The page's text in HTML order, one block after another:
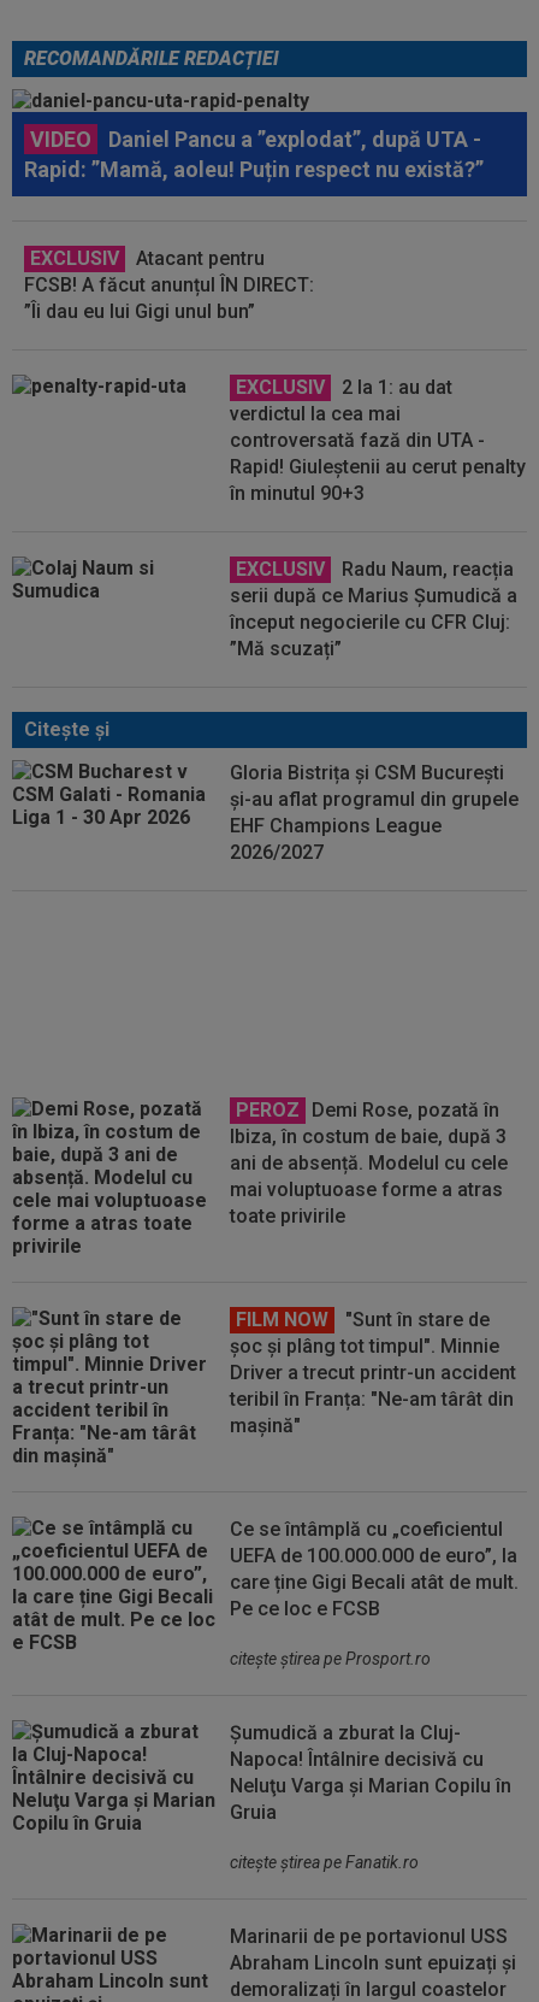
RECOMANDĂRILE REDACȚIEI
VIDEO
Daniel Pancu a ”explodat”, după UTA -
Rapid: ”Mamă, aoleu! Puțin respect nu există?”
EXCLUSIV
Atacant pentru
FCSB! A făcut anunțul ÎN DIRECT:
”Îi dau eu lui Gigi unul bun”
EXCLUSIV
2 la 1: au dat
verdictul la cea mai
controversată fază din UTA -
Rapid! Giuleștenii au cerut penalty
în minutul 90+3
EXCLUSIV
Radu Naum, reacția
serii după ce Marius Șumudică a
început negocierile cu CFR Cluj:
”Mă scuzați”
Citeşte şi
Gloria Bistrița și CSM București
și-au aflat programul din grupele
EHF Champions League
2026/2027
PEROZ
Demi Rose, pozată în
Ibiza, în costum de baie, după 3
ani de absență. Modelul cu cele
mai voluptuoase forme a atras
toate privirile
FILM NOW
"Sunt în stare de
șoc și plâng tot timpul". Minnie
Driver a trecut printr-un accident
teribil în Franța: "Ne-am târât din
mașină"
Ce se întâmplă cu „coeficientul
UEFA de 100.000.000 de euro”, la
care ține Gigi Becali atât de mult.
Pe ce loc e FCSB
citeşte ştirea pe Prosport.ro
Șumudică a zburat la Cluj-
Napoca! Întâlnire decisivă cu
Neluţu Varga şi Marian Copilu în
Gruia
citeşte ştirea pe Fanatik.ro
Marinarii de pe portavionul USS
Abraham Lincoln sunt epuizați și
demoralizați în largul coastelor